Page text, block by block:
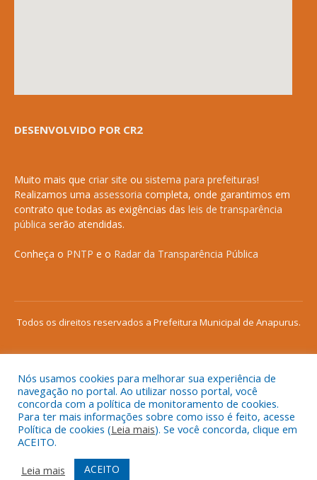
DESENVOLVIDO POR CR2
Muito mais que criar site ou sistema para prefeituras!
Realizamos uma assessoria completa, onde garantimos em
contrato que todas as exigências das leis de transparência
pública serão atendidas.
Conheça o PNTP e o Radar da Transparência Pública
Todos os direitos reservados a Prefeitura Municipal de Anapurus.
Mapa do Site
Acessar Área Administrativa
Acessar o Webmail
Nós usamos cookies para melhorar sua experiência de
navegação no portal. Ao utilizar nosso portal, você
concorda com a política de monitoramento de cookies.
Para ter mais informações sobre como isso é feito, acesse
Política de cookies (Leia mais). Se você concorda, clique em
ACEITO.
Leia mais
ACEITO